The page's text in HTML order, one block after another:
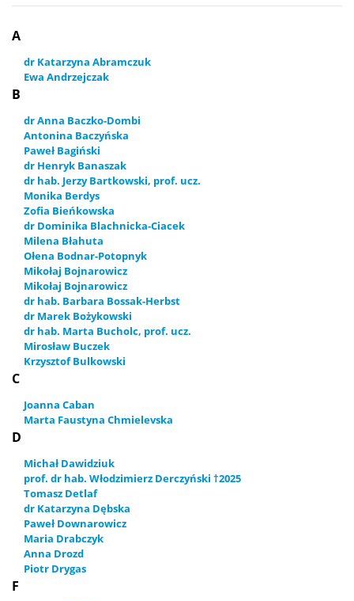
A
dr Katarzyna Abramczuk
Ewa Andrzejczak
B
dr Anna Baczko-Dombi
Antonina Baczyńska
Paweł Bagiński
dr Henryk Banaszak
dr hab. Jerzy Bartkowski, prof. ucz.
Monika Berdys
Zofia Bieńkowska
dr Dominika Blachnicka-Ciacek
Milena Błahuta
Ołena Bodnar-Potopnyk
Mikołaj Bojnarowicz
Mikołaj Bojnarowicz
dr hab. Barbara Bossak-Herbst
dr Marek Bożykowski
dr hab. Marta Bucholc, prof. ucz.
Mirosław Buczek
Krzysztof Bulkowski
C
Joanna Caban
Marta Faustyna Chmielevska
D
Michał Dawidziuk
prof. dr hab. Włodzimierz Derczyński †2025
Tomasz Detlaf
dr Katarzyna Dębska
Paweł Downarowicz
Maria Drabczyk
Anna Drozd
Piotr Drygas
F